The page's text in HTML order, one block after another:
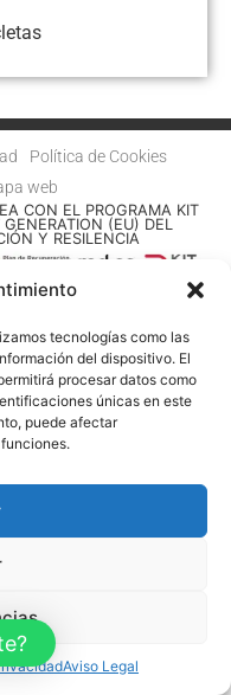
tecnologías como las
del dispositivo. El
procesar datos como
únicas en este
puede afectar
Aviso Legal
Política de Cookies
web
CON EL PROGRAMA KIT
(EU) DEL
Y RESILENCIA
los derechos reservados.